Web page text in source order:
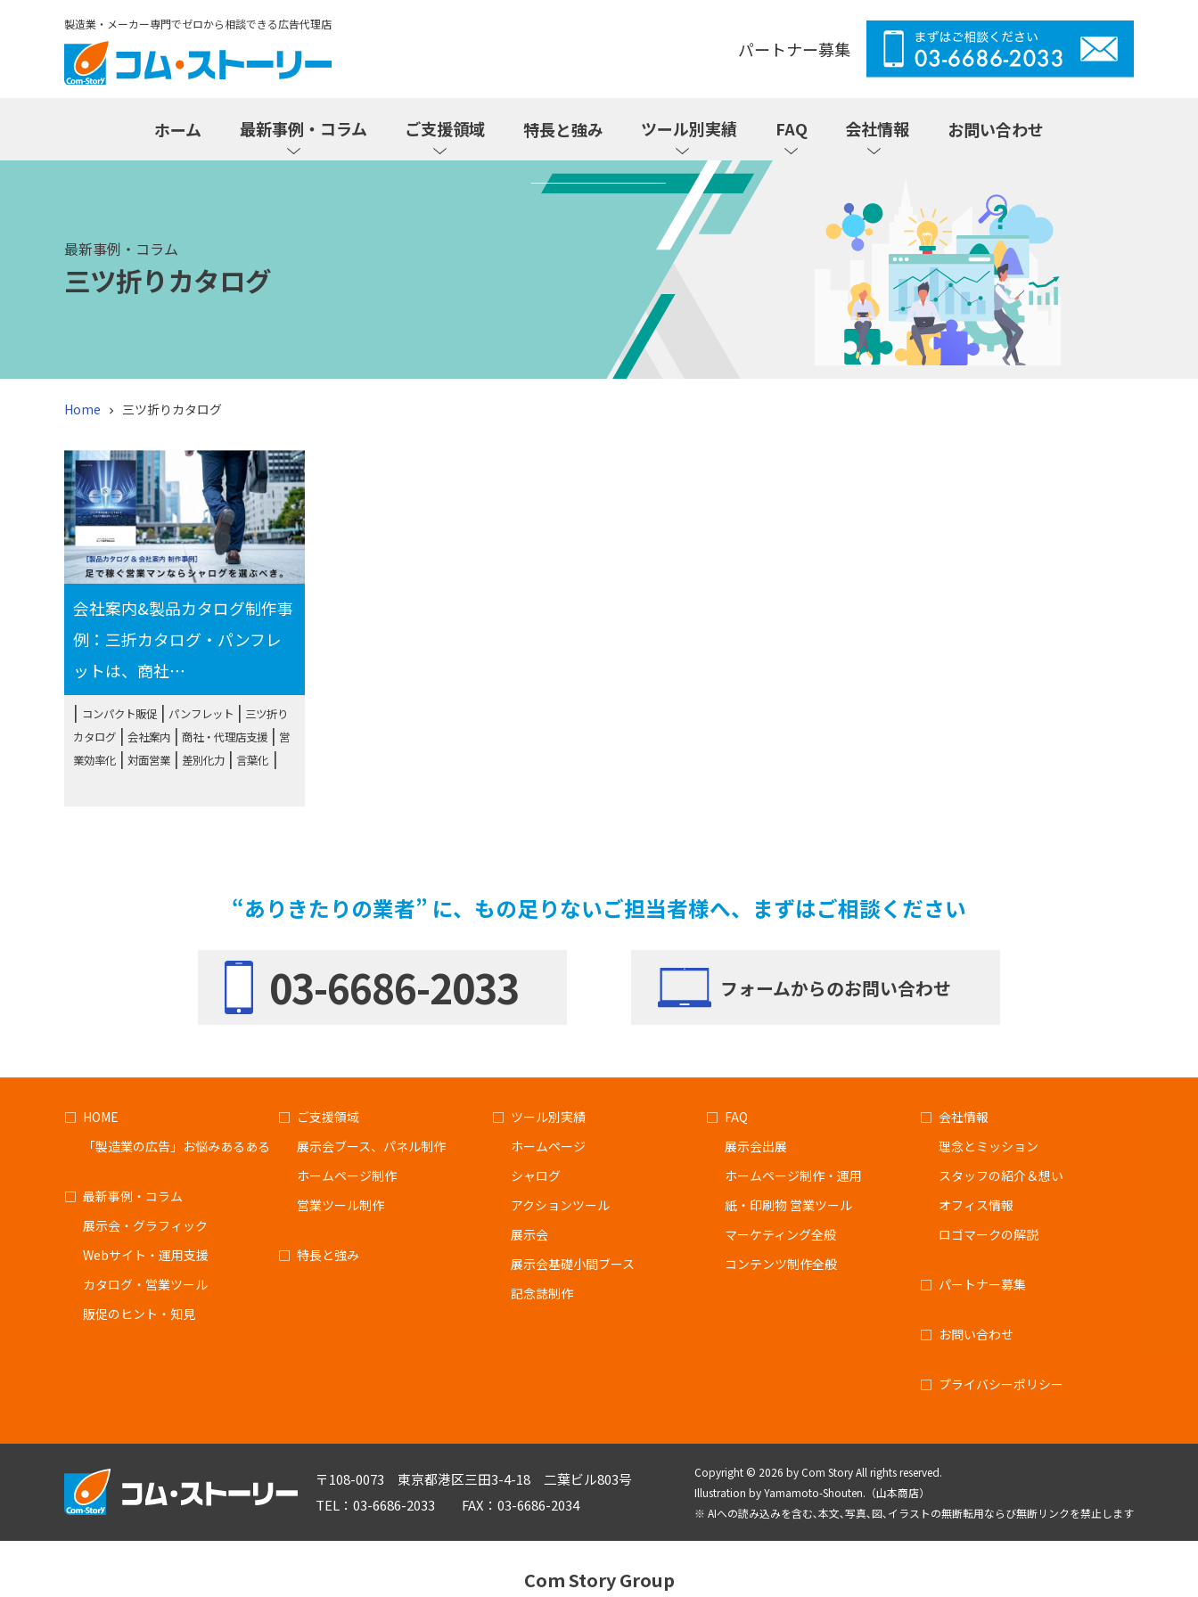
製造業・メーカー専門でゼロから相談できる広告代理店
パートナー募集
ホーム 最新事例・コラム ご支援領域 特長と強み ツール別実績 FAQ 会社情報 お問い合わせ
最新事例・コラム
三ツ折りカタログ
Home  三ツ折りカタログ
会社案内&製品カタログ制作事
例：三折カタログ・パンフレ
ットは、商社⋯
コンパクト販促 | パンフレット | 三ツ折り
カタログ | 会社案内 | 商社・代理店支援 | 営
業効率化 | 対面営業 | 差別化力 | 言葉化
“ありきたりの業者” に、もの足りないご担当者様へ、まずはご相談ください
03-6686-2033 フォームからのお問い合わせ
HOME
「製造業の広告」お悩みあるある
最新事例・コラム
展示会・グラフィック
Webサイト・運用支援
カタログ・営業ツール
販促のヒント・知見
ご支援領域
展示会ブース、パネル制作
ホームページ制作
営業ツール制作
特長と強み
ツール別実績
ホームページ
シャログ
アクションツール
展示会
展示会基礎小間ブース
記念誌制作
FAQ
展示会出展
ホームページ制作・運用
紙・印刷物 営業ツール
マーケティング全般
コンテンツ制作全般
会社情報
理念とミッション
スタッフの紹介＆想い
オフィス情報
ロゴマークの解説
パートナー募集
お問い合わせ
プライバシーポリシー
〒108-0073 東京都港区三田3-4-18 二葉ビル803号
TEL：03-6686-2033 FAX：03-6686-2034
Copyright © 2026 by Com Story All rights reserved.
Illustration by Yamamoto-Shouten.（山本商店）
※ AIへの読み込みを含む､本文､写真､図､イラストの無断転用ならび無断リンクを禁止します
Com Story Group